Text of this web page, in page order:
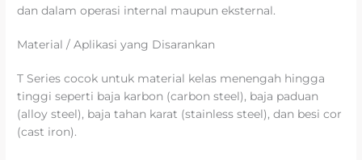
dan dalam operasi internal maupun eksternal.
Material / Aplikasi yang Disarankan
T Series cocok untuk material kelas menengah hingga
tinggi seperti baja karbon (carbon steel), baja paduan
(alloy steel), baja tahan karat (stainless steel), dan besi cor
(cast iron).